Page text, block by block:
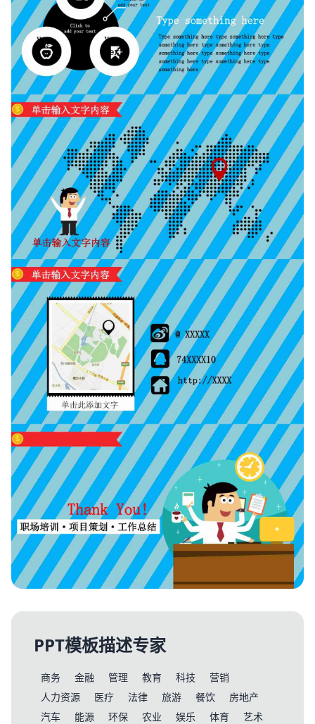
PPT模板描述专家
商务 金融 管理 教育 科技
营销
人力资源
医疗 法律 旅游 餐饮
房地产
汽车
能源 环保 农业 娱乐 体育
艺术